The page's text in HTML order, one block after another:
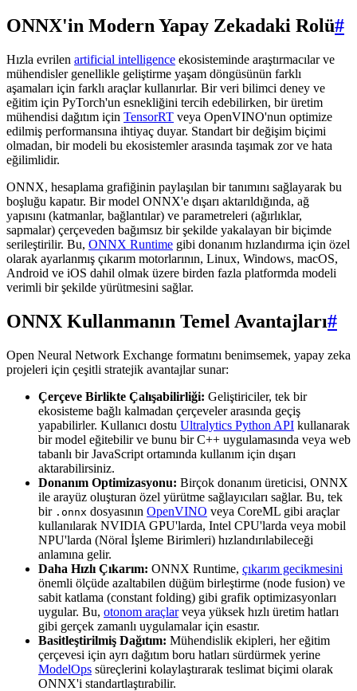
ONNX'in Modern Yapay Zekadaki Rolü#
Hızla evrilen artificial intelligence ekosisteminde araştırmacılar ve
mühendisler genellikle geliştirme yaşam döngüsünün farklı
aşamaları için farklı araçlar kullanırlar. Bir veri bilimci deney ve
eğitim için PyTorch'un esnekliğini tercih edebilirken, bir üretim
mühendisi dağıtım için TensorRT veya OpenVINO'nun optimize
edilmiş performansına ihtiyaç duyar. Standart bir değişim biçimi
olmadan, bir modeli bu ekosistemler arasında taşımak zor ve hata
eğilimlidir.
ONNX, hesaplama grafiğinin paylaşılan bir tanımını sağlayarak bu
boşluğu kapatır. Bir model ONNX'e dışarı aktarıldığında, ağ
yapısını (katmanlar, bağlantılar) ve parametreleri (ağırlıklar,
sapmalar) çerçeveden bağımsız bir şekilde yakalayan bir biçimde
serileştirilir. Bu, ONNX Runtime gibi donanım hızlandırma için özel
olarak ayarlanmış çıkarım motorlarının, Linux, Windows, macOS,
Android ve iOS dahil olmak üzere birden fazla platformda modeli
verimli bir şekilde yürütmesini sağlar.
ONNX Kullanmanın Temel Avantajları#
Open Neural Network Exchange formatını benimsemek, yapay zeka
projeleri için çeşitli stratejik avantajlar sunar:
Çerçeve Birlikte Çalışabilirliği: Geliştiriciler, tek bir
ekosisteme bağlı kalmadan çerçeveler arasında geçiş
yapabilirler. Kullanıcı dostu Ultralytics Python API kullanarak
bir model eğitebilir ve bunu bir C++ uygulamasında veya web
tabanlı bir JavaScript ortamında kullanım için dışarı
aktarabilirsiniz.
Donanım Optimizasyonu: Birçok donanım üreticisi, ONNX
ile arayüz oluşturan özel yürütme sağlayıcıları sağlar. Bu, tek
bir .onnx dosyasının OpenVINO veya CoreML gibi araçlar
kullanılarak NVIDIA GPU'larda, Intel CPU'larda veya mobil
NPU'larda (Nöral İşleme Birimleri) hızlandırılabileceği
anlamına gelir.
Daha Hızlı Çıkarım: ONNX Runtime, çıkarım gecikmesini
önemli ölçüde azaltabilen düğüm birleştirme (node fusion) ve
sabit katlama (constant folding) gibi grafik optimizasyonları
uygular. Bu, otonom araçlarveya yüksek hızlı üretim hatları
gibi gerçek zamanlı uygulamalar için esastır.
Basitleştirilmiş Dağıtım: Mühendislik ekipleri, her eğitim
çerçevesi için ayrı dağıtım boru hatları sürdürmek yerine
ModelOps süreçlerini kolaylaştırarak teslimat biçimi olarak
ONNX'i standartlaştırabilir.